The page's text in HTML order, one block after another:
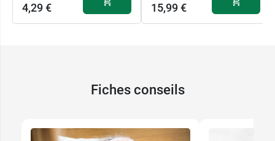
4,29 € 15,99 €
Fiches conseils